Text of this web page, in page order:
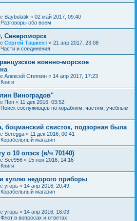
Baybulatik « 02 май 2017, 09:40
Разговоры обо всем
Североморск
Сергей Ташкент « 21 апр 2017, 23:08
Части и соединения
военно-морское
Алексей Степкин « 14 апр 2017, 17:23
Книги
Виноградов"
Поп « 11 дек 2016, 03:52
Поиск сослуживцев по кораблям, частям, учебным
боцманский свисток, подзорная была
Seregga « 11 дек 2016, 00:41
Корабельный магазин
о 10 опэск (в/ч 70140)
See956 « 15 ноя 2016, 14:16
Книги
куплю недорого приборы
угорь « 14 апр 2016, 20:49
Корабельный магазин
угорь « 14 апр 2016, 18:03
Флот в вопросах и ответах